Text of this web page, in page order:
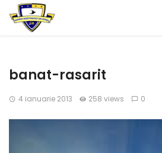
banat-rasarit
4 ianuarie 2013 258 views 0